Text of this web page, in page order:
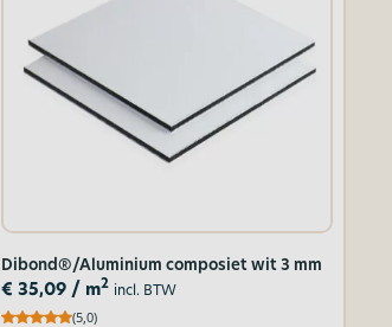
Dibond®/Aluminium composiet wit 3 mm
€ 35,09 / m2 incl. BTW
(5,0)